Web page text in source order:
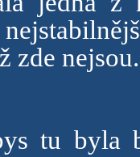
zde
tu byla